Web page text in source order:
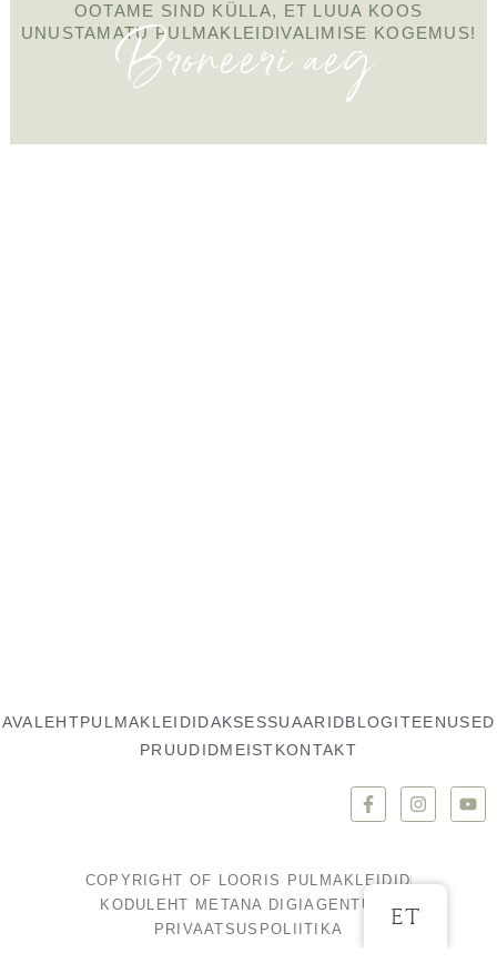
OOTAME SIND KÜLLA, ET LUUA KOOS
UNUSTAMATU PULMAKLEIDIVALIMISE KOGEMUS!
Broneeri aeg
AVALEHTPULMAKLEIDIDAKSESSUAARIDBLOGITEENUSED
PRUUDIDMEISTKONTAKT
COPYRIGHT OF LOORIS PULMAKLEIDID
KODULEHT METANA DIGIAGENTUUR
PRIVAATSUSPOLIITIKA
ET